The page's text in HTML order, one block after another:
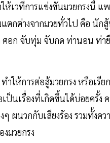
ให้เวทีการแข่งขันมวยกรงนี้
ตกต่างจากมวยทั่วไป คือ นัก
ศอก จับทุ่ม จับกด ท่านอน ท่า
ให้การต่อสู้มวยกรง หรือเรี
ป็นเรื่องที่เกิดขึ้นได้บ่อยครั้
ผนวกกับเสียงร้อง รวมทั้งค
มวยกรง